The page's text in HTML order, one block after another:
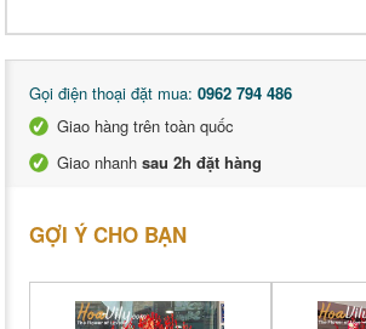
Gọi điện thoại đặt mua: 0962 794 486
Giao hàng trên toàn quốc
Giao nhanh sau 2h đặt hàng
GỢI Ý CHO BẠN